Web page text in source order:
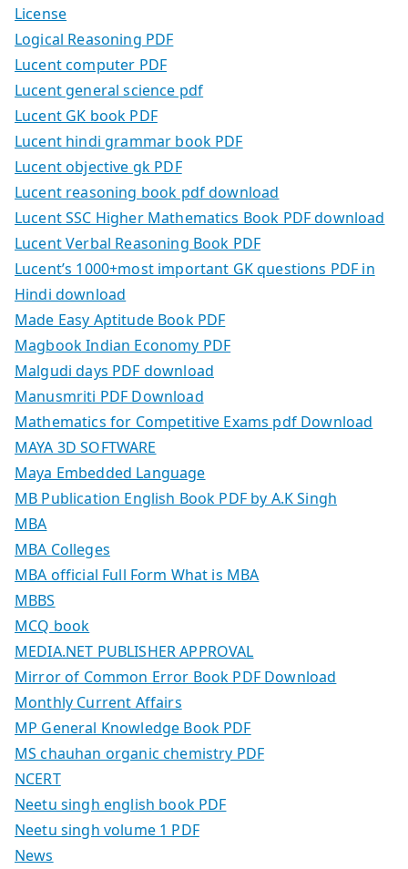
License
Logical Reasoning PDF
Lucent computer PDF
Lucent general science pdf
Lucent GK book PDF
Lucent hindi grammar book PDF
Lucent objective gk PDF
Lucent reasoning book pdf download
Lucent SSC Higher Mathematics Book PDF download
Lucent Verbal Reasoning Book PDF
Lucent’s 1000+most important GK questions PDF in
Hindi download
Made Easy Aptitude Book PDF
Magbook Indian Economy PDF
Malgudi days PDF download
Manusmriti PDF Download
Mathematics for Competitive Exams pdf Download
MAYA 3D SOFTWARE
Maya Embedded Language
MB Publication English Book PDF by A.K Singh
MBA
MBA Colleges
MBA official Full Form What is MBA
MBBS
MCQ book
MEDIA.NET PUBLISHER APPROVAL
Mirror of Common Error Book PDF Download
Monthly Current Affairs
MP General Knowledge Book PDF
MS chauhan organic chemistry PDF
NCERT
Neetu singh english book PDF
Neetu singh volume 1 PDF
News